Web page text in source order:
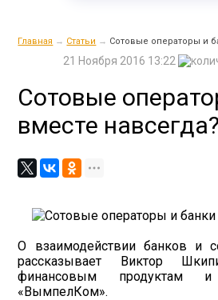
Главная → Статьи → Сотовые операторы и
21 Ноября 2016 13:22
Сотовые
вместе навсегда?
О взаимодействии банков и
рассказывает Виктор
финансовым продуктам
«ВымпелКом».